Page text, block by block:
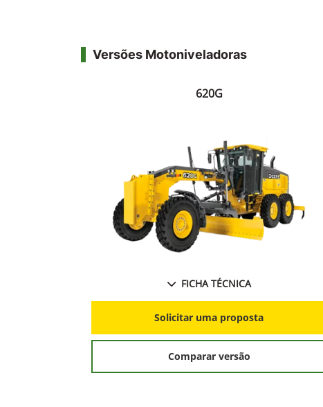
Versões Motoniveladoras
620G
FICHA TÉCNICA
Solicitar uma proposta
Comparar versão